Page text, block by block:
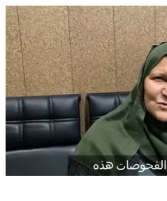
لزيارة جديدة لدكتور احمد شعراوي